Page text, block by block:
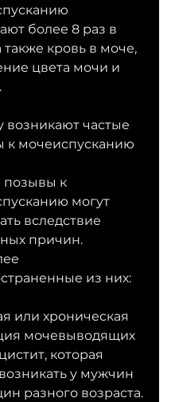
более 8 раз в
также кровь в моче,
цвета мочи и
возникают частые
к мочеиспусканию
позывы к
могут
вследствие
причин.
из них:
или хроническая
мочевыводящих
которая
у мужчин
разного возраста.